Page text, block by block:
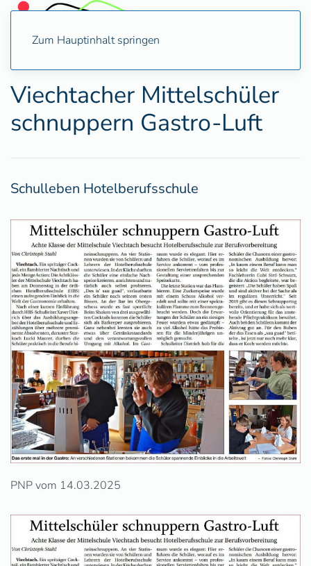
Zum Hauptinhalt springen
Viechtacher Mittelschüler
schnuppern Gastro-Luft
Schulleben Hotelberufsschule
PNP vom 14.03.2025